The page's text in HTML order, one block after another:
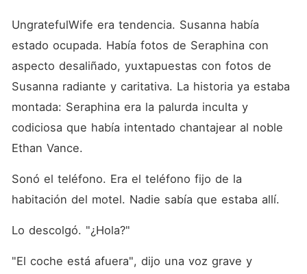
UngratefulWife era tendencia. Susanna había
estado ocupada. Había fotos de Seraphina con
aspecto desaliñado, yuxtapuestas con fotos de
Susanna radiante y caritativa. La historia ya estaba
montada: Seraphina era la palurda inculta y
codiciosa que había intentado chantajear al noble
Ethan Vance.
Sonó el teléfono. Era el teléfono fijo de la
habitación del motel. Nadie sabía que estaba allí.
Lo descolgó. "¿Hola?"
"El coche está afuera", dijo una voz grave y